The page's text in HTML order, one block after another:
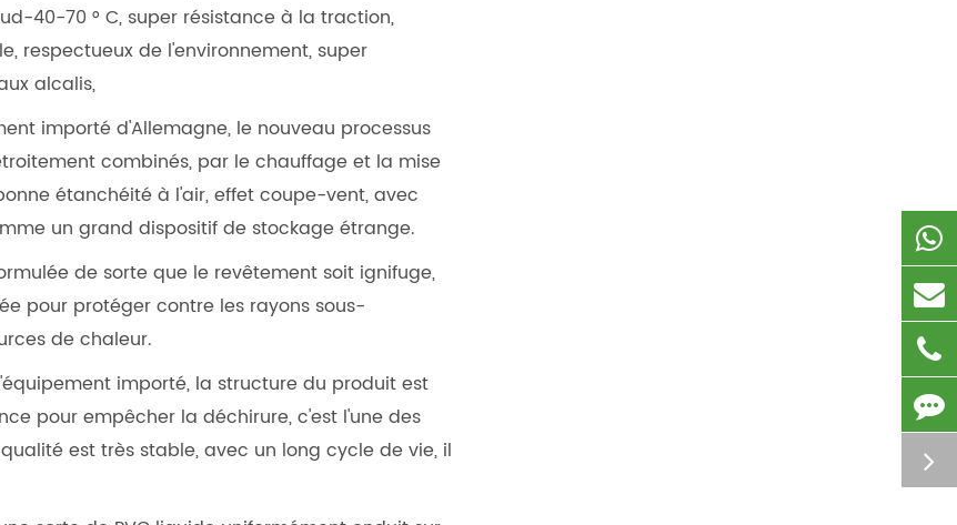
40-70 ° C, super résistance à la traction,
respectueux de l'environnement, super
alcalis,
importé d'Allemagne, le nouveau processus
combinés, par le chauffage et la mise
étanchéité à l'air, effet coupe-vent, avec
un grand dispositif de stockage étrange.
de sorte que le revêtement soit ignifuge,
pour protéger contre les rayons sous-
de chaleur.
importé, la structure du produit est
pour empêcher la déchirure, c'est l'une des
est très stable, avec un long cycle de vie, il